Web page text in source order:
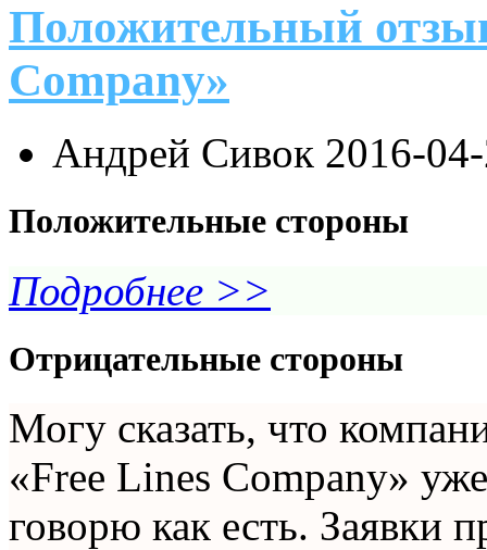
Положительный
Company»
Андрей Сивок 2016-
Положительные стороны
Подробнее >>
Отрицательные стороны
Могу сказать, что
«Free Lines Company»
говорю как есть. Заявки